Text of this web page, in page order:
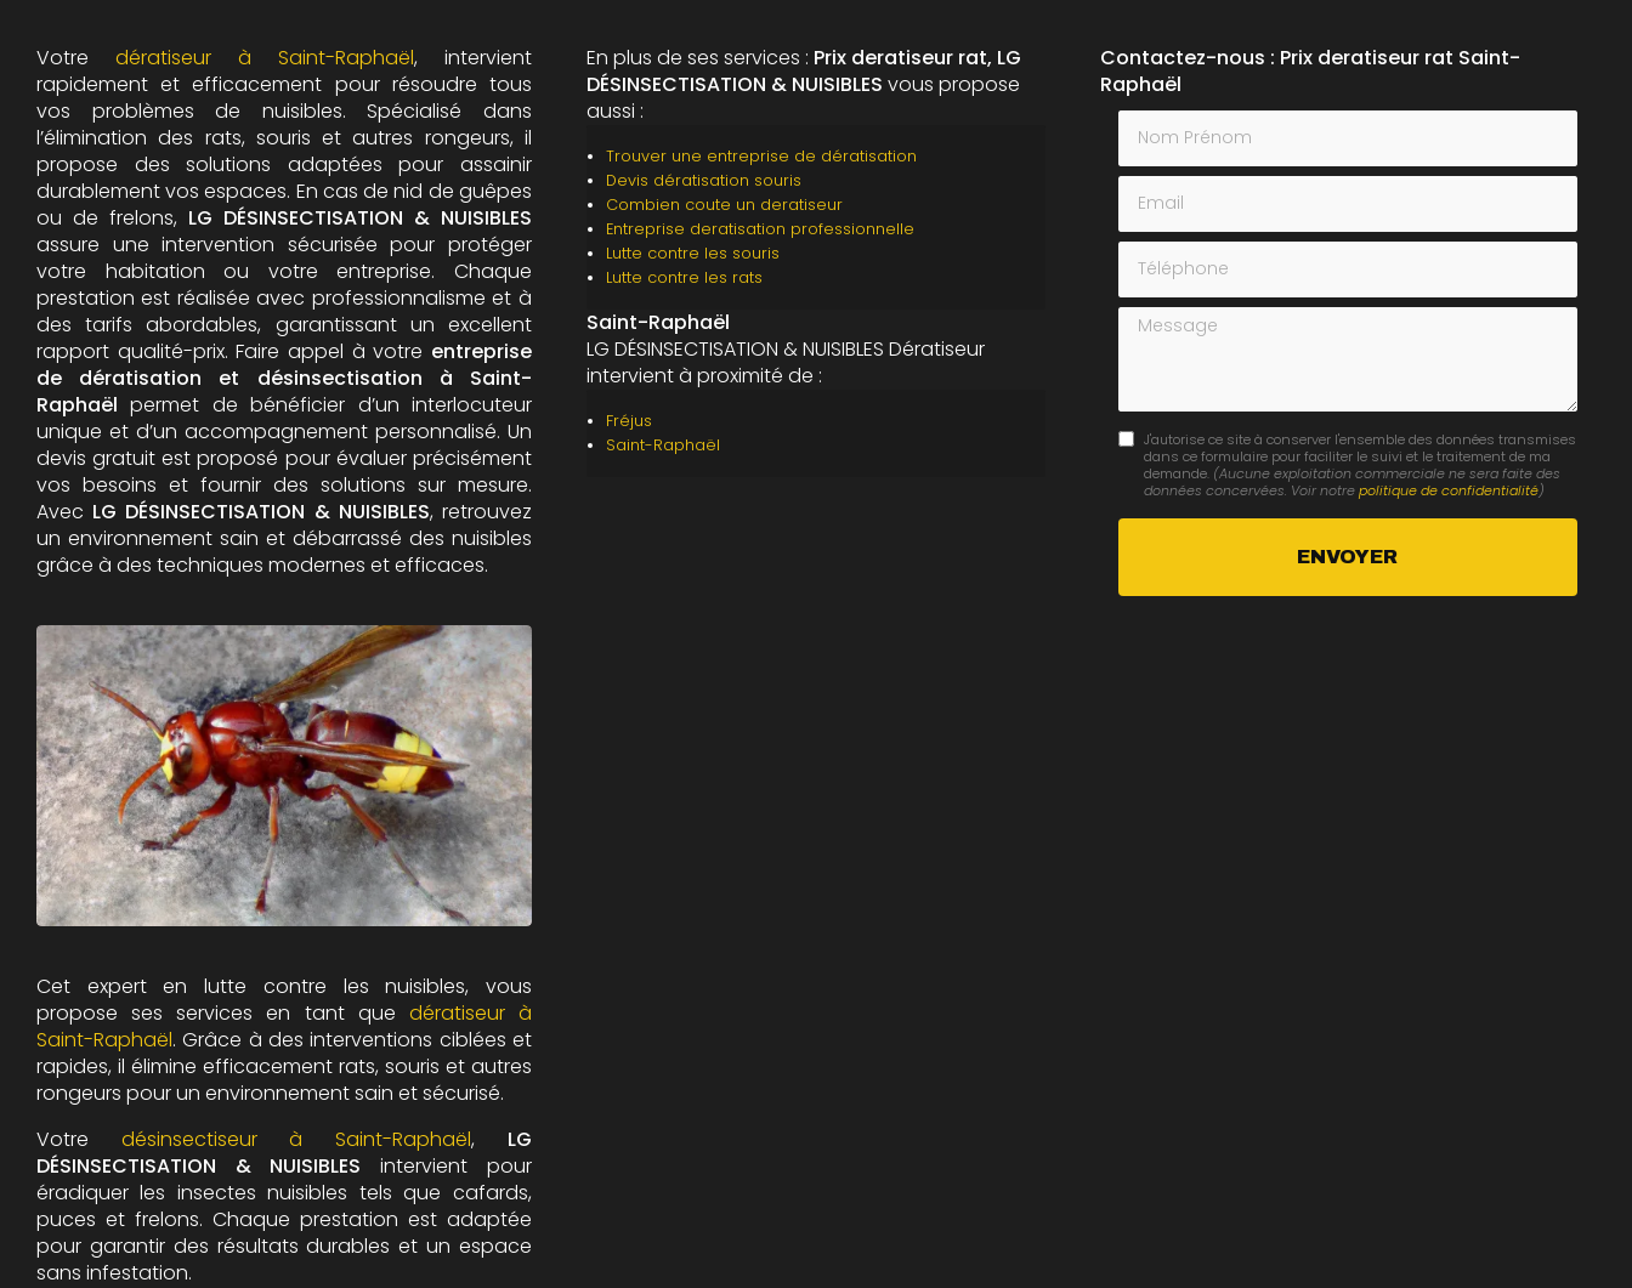
Votre dératiseur à Saint-Raphaël, intervient
rapidement et efficacement pour résoudre tous
vos problèmes de nuisibles. Spécialisé dans
l’élimination des rats, souris et autres rongeurs, il
propose des solutions adaptées pour assainir
durablement vos espaces. En cas de nid de guêpes
ou de frelons, LG DÉSINSECTISATION & NUISIBLES
assure une intervention sécurisée pour protéger
votre habitation ou votre entreprise. Chaque
prestation est réalisée avec professionnalisme et à
des tarifs abordables, garantissant un excellent
rapport qualité-prix. Faire appel à votre entreprise
de dératisation et désinsectisation à Saint-
Raphaël permet de bénéficier d’un interlocuteur
unique et d’un accompagnement personnalisé. Un
devis gratuit est proposé pour évaluer précisément
vos besoins et fournir des solutions sur mesure.
Avec LG DÉSINSECTISATION & NUISIBLES, retrouvez
un environnement sain et débarrassé des nuisibles
grâce à des techniques modernes et efficaces.
Cet expert en lutte contre les nuisibles, vous
propose ses services en tant que dératiseur à
Saint-Raphaël. Grâce à des interventions ciblées et
rapides, il élimine efficacement rats, souris et autres
rongeurs pour un environnement sain et sécurisé.
Votre désinsectiseur à Saint-Raphaël, LG
DÉSINSECTISATION & NUISIBLES intervient pour
éradiquer les insectes nuisibles tels que cafards,
puces et frelons. Chaque prestation est adaptée
pour garantir des résultats durables et un espace
sans infestation.
En plus de ses services : Prix deratiseur rat, LG
DÉSINSECTISATION & NUISIBLES vous propose
aussi :
Trouver une entreprise de dératisation
Devis dératisation souris
Combien coute un deratiseur
Entreprise deratisation professionnelle
Lutte contre les souris
Lutte contre les rats
Saint-Raphaël
LG DÉSINSECTISATION & NUISIBLES Dératiseur
intervient à proximité de :
Fréjus
Saint-Raphaël
Contactez-nous : Prix deratiseur rat Saint-
Raphaël
Nom Prénom
Email
Téléphone
Message
J'autorise ce site à conserver l'ensemble des données transmises
dans ce formulaire pour faciliter le suivi et le traitement de ma
demande. (Aucune exploitation commerciale ne sera faite des
données concervées. Voir notrepolitique de confidentialité)